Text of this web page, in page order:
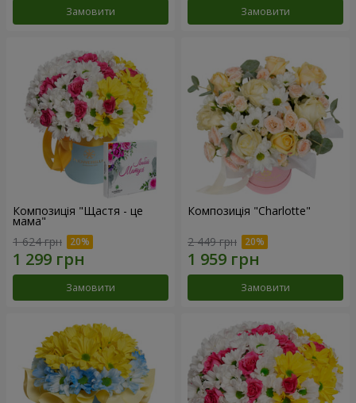
Замовити Замовити
Композиція "Щастя - це
мама"
1 624 грн
Замовити
Композиція "Charlotte"
2 449 грн
Замовити